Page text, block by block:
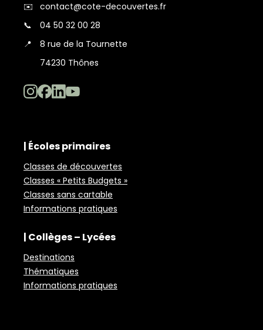
✉️
contact@cote-decouvertes.fr
📞
04 50 32 00 28
📍
8 rue de la Tournette
74230 Thônes
| Écoles primaires
Classes de découvertes
Classes « Petits Budgets »
Classes sans cartable
Informations pratiques
| Collèges – Lycées
Destinations
Thématiques
Informations pratiques